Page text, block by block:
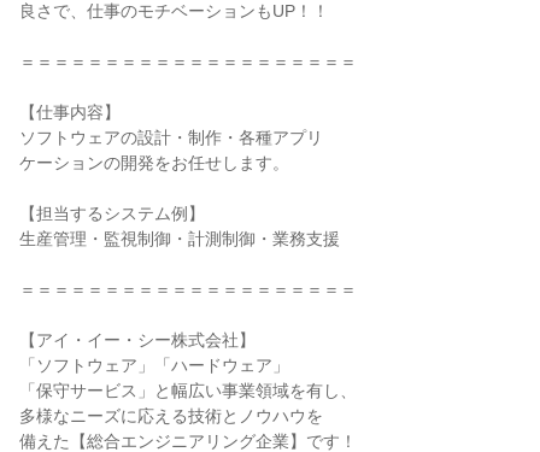
良さで、仕事のモチベーションもUP！！
＝＝＝＝＝＝＝＝＝＝＝＝＝＝＝＝＝＝＝＝
【仕事内容】
ソフトウェアの設計・制作・各種アプリ
ケーションの開発をお任せします。
【担当するシステム例】
生産管理・監視制御・計測制御・業務支援
＝＝＝＝＝＝＝＝＝＝＝＝＝＝＝＝＝＝＝＝
【アイ・イー・シー株式会社】
「ソフトウェア」「ハードウェア」
「保守サービス」と幅広い事業領域を有し、
多様なニーズに応える技術とノウハウを
備えた【総合エンジニアリング企業】です！